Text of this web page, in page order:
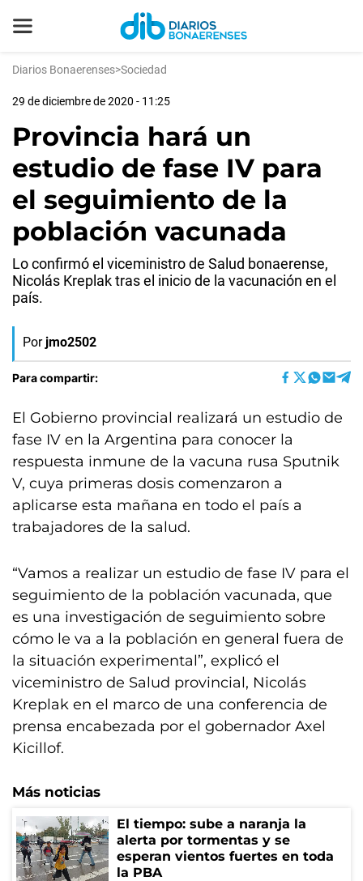
Diarios Bonaerenses>Sociedad
29 de diciembre de 2020 - 11:25
Provincia hará un
estudio de fase IV para
el seguimiento de la
población vacunada
Lo confirmó el viceministro de Salud bonaerense,
Nicolás Kreplak tras el inicio de la vacunación en el
país.
Por jmo2502
Para compartir:
El Gobierno provincial realizará un estudio de
fase IV en la Argentina para conocer la
respuesta inmune de la vacuna rusa Sputnik
V, cuya primeras dosis comenzaron a
aplicarse esta mañana en todo el país a
trabajadores de la salud.
“Vamos a realizar un estudio de fase IV para el
seguimiento de la población vacunada, que
es una investigación de seguimiento sobre
cómo le va a la población en general fuera de
la situación experimental”, explicó el
viceministro de Salud provincial, Nicolás
Kreplak en el marco de una conferencia de
prensa encabezada por el gobernador Axel
Kicillof.
Más noticias
El tiempo: sube a naranja la
alerta por tormentas y se
esperan vientos fuertes en toda
la PBA